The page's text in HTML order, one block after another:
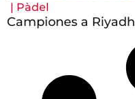
| Pàdel
Campiones a Riyadh